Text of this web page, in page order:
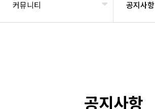
커뮤니티 공지사항
공지사항